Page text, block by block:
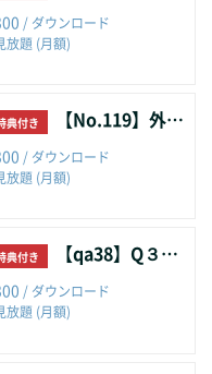
/ ダウンロード
放題 (月額)
典付き 【No.119】外国公文書の認証を不要とするハーグ条約への参加申請
/ ダウンロード
放題 (月額)
典付き 【qa38】Q３７．中国における手形と小切手
/ ダウンロード
放題 (月額)